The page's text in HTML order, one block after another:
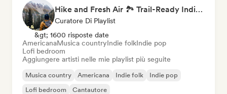
Hike and Fresh Air 🏞️ Trail-Ready Indie Folk & Acoustic
Curatore Di Playlist
&gt; 1600 risposte date
AmericanaMusica countryIndie folkIndie pop
Lofi bedroom
Aggiungere artisti nelle mie playlist più seguite
Musica country Americana Indie folk
Indie pop
Lofi bedroom
Cantautore